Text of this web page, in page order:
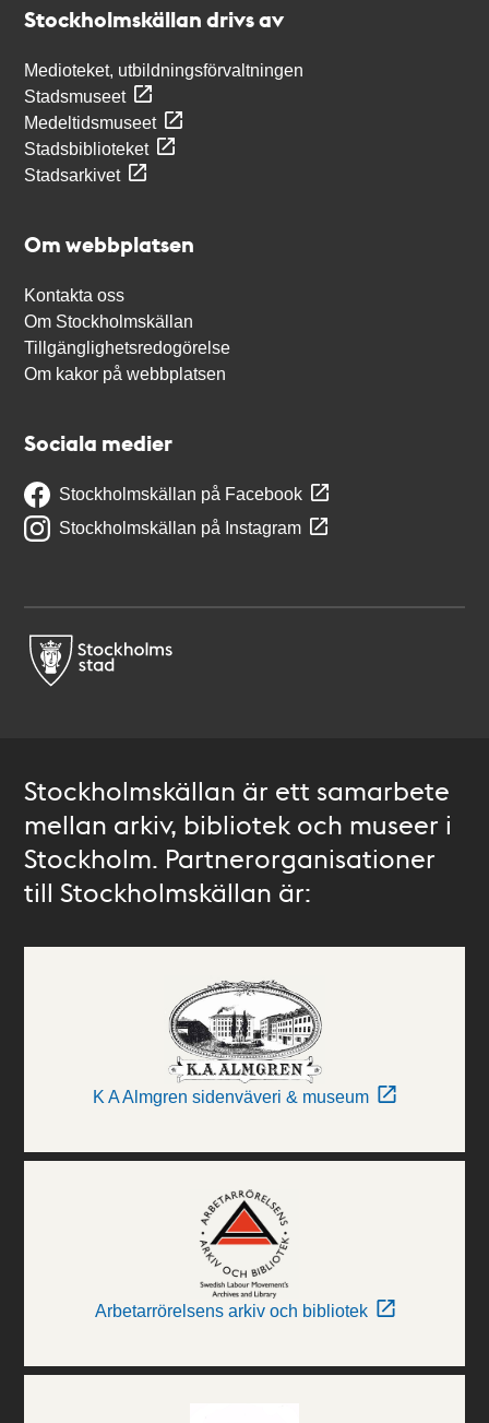
Stockholmskällan drivs av
Medioteket, utbildningsförvaltningen
Stadsmuseet
Medeltidsmuseet
Stadsbiblioteket
Stadsarkivet
Om webbplatsen
Kontakta oss
Om Stockholmskällan
Tillgänglighetsredogörelse
Om kakor på webbplatsen
Sociala medier
Stockholmskällan på Facebook
Stockholmskällan på Instagram
Stockholmskällan är ett samarbete
mellan arkiv, bibliotek och museer i
Stockholm. Partnerorganisationer
till Stockholmskällan är:
K A Almgren sidenväveri & museum
Arbetarrörelsens arkiv och bibliotek